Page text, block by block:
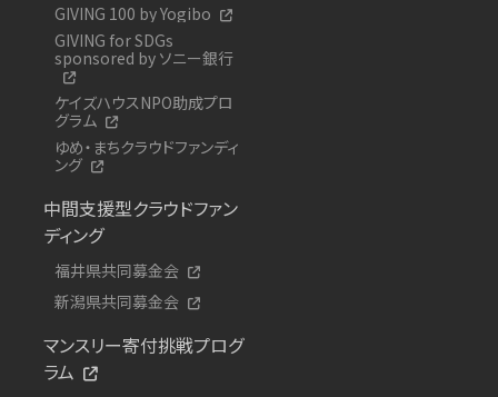
GIVING 100 by Yogibo
GIVING for SDGs
sponsored by ソニー銀行
ケイズハウスNPO助成プロ
グラム
ゆめ・まちクラウドファンディ
ング
中間支援型クラウドファン
ディング
福井県共同募金会
新潟県共同募金会
マンスリー寄付挑戦プログ
ラム